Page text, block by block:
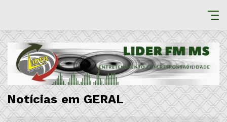
Notícias em GERAL